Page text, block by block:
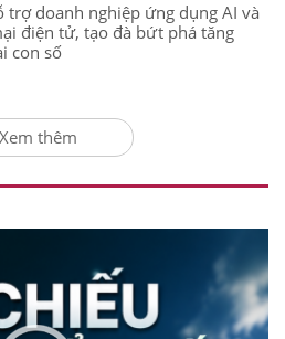
trợ doanh nghiệp ứng dụng AI và
điện tử, tạo đà bứt phá tăng
con số
Xem thêm